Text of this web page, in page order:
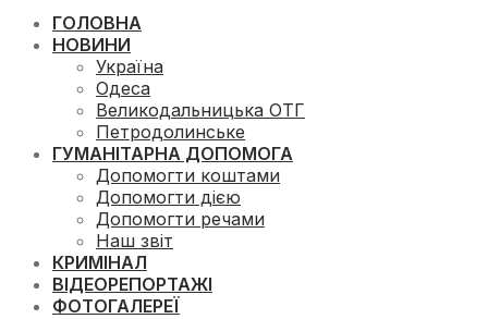
ГОЛОВНА
НОВИНИ
Україна
Одеса
Великодальницька ОТГ
Петродолинське
ГУМАНІТАРНА ДОПОМОГА
Допомогти коштами
Допомогти дією
Допомогти речами
Наш звіт
КРИМІНАЛ
ВІДЕОРЕПОРТАЖІ
ФОТОГАЛЕРЕЇ